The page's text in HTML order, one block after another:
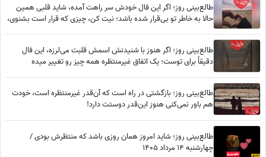
طالع‌بینی روز؛ اگر این فال خودش سر راهت آمده، شاید قلبی همین
حالا به خاطر تو بی‌قرار شده باشد؛ نیت کن، چیزی که قرار است بشنوی،
طالع‌بینی روز؛ اگر هنوز با شنیدنش اسمش قلبت می‌لرزه، این فال
دقیقاً برای توست؛ یک اتفاق غیرمنتظره همه چیز رو تغییر میده
طالع‌بینی روز؛ بازگشتی در راه است که آن‌قدر غیرمنتظره است، خودت
هم باور نمی‌کنی هنوز این‌قدر دوستت دارد!
طالع‌بینی روز؛ شاید امروز همان روزی باشد که منتظرش بودی /
چهارشنبه 14 مرداد 1405